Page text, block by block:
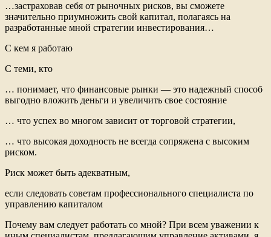
…застраховав себя от рыночных рисков, вы сможете
значительно приумножить свой капитал, полагаясь на
разработанные мной стратегии инвестирования…
С кем я работаю
С теми, кто
… понимает, что финансовые рынки — это надежный способ
выгодно вложить деньги и увеличить свое состояние
… что успех во многом зависит от торговой стратегии,
… что высокая доходность не всегда сопряжена с высоким
риском.
Риск может быть адекватным,
если следовать советам профессионального специалиста по
управлению капиталом
Почему вам следует работать со мной? При всем уважении к